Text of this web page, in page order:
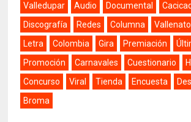
Valledupar
Audio Documental
Discografía
Redes Columna Vallenato
Letra
Colombia Gira Premiación
Promoción
Carnavales Cuestionario
Concurso
Viral Tienda Encuesta
Broma